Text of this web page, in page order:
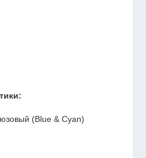
(Blue & Cyan)
для максимального